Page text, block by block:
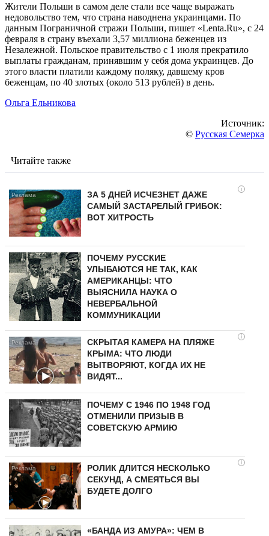
Жители Польши в самом деле стали все чаще выражать
недовольство тем, что страна наводнена украинцами. По
данным Пограничной стражи Польши, пишет «Lenta.Ru», с 24
февраля в страну въехали 3,57 миллиона беженцев из
Незалежной. Польское правительство с 1 июля прекратило
выплаты гражданам, принявшим у себя дома украинцев. До
этого власти платили каждому поляку, давшему кров
беженцам, по 40 злотых (около 513 рублей) в день.
Ольга Ельникова
Источник:
© Русская Семерка
Читайте также
i
ЗА 5 ДНЕЙ ИСЧЕЗНЕТ ДАЖЕ
САМЫЙ ЗАСТАРЕЛЫЙ ГРИБОК:
ВОТ ХИТРОСТЬ
ПОЧЕМУ РУССКИЕ
УЛЫБАЮТСЯ НЕ ТАК, КАК
АМЕРИКАНЦЫ: ЧТО
ВЫЯСНИЛА НАУКА О
НЕВЕРБАЛЬНОЙ
КОММУНИКАЦИИ
i
СКРЫТАЯ КАМЕРА НА ПЛЯЖЕ
КРЫМА: ЧТО ЛЮДИ
ВЫТВОРЯЮТ, КОГДА ИХ НЕ
ВИДЯТ...
ПОЧЕМУ С 1946 ПО 1948 ГОД
ОТМЕНИЛИ ПРИЗЫВ В
СОВЕТСКУЮ АРМИЮ
i
РОЛИК ДЛИТСЯ НЕСКОЛЬКО
СЕКУНД, А СМЕЯТЬСЯ ВЫ
БУДЕТЕ ДОЛГО
«БАНДА ИЗ АМУРА»: ЧЕМ В